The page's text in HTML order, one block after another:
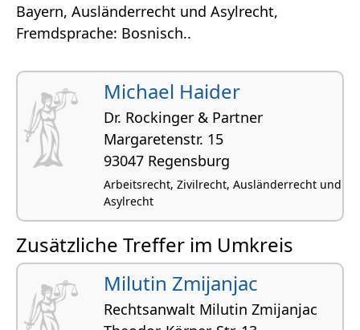
Bayern, Ausländerrecht und Asylrecht,
Fremdsprache: Bosnisch..
Michael Haider
Dr. Rockinger & Partner
Margare­tenstr. 15
93047 Regensburg
Arbeitsrecht, Zivilrecht, Ausländerrecht und
Asylrecht
Zusätzliche Treffer im Umkreis
Milutin Zmijanjac
Rechtsanwalt Milutin Zmijanjac